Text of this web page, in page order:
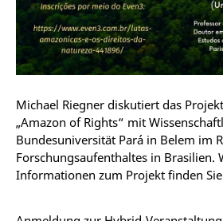
Michael Riegner diskutiert das
„Amazon of Rights“ mit
Bundesuniversität Pará in Belem im
Forschungsaufenthaltes in Brasilien.
Informationen zum Projekt finden Sie